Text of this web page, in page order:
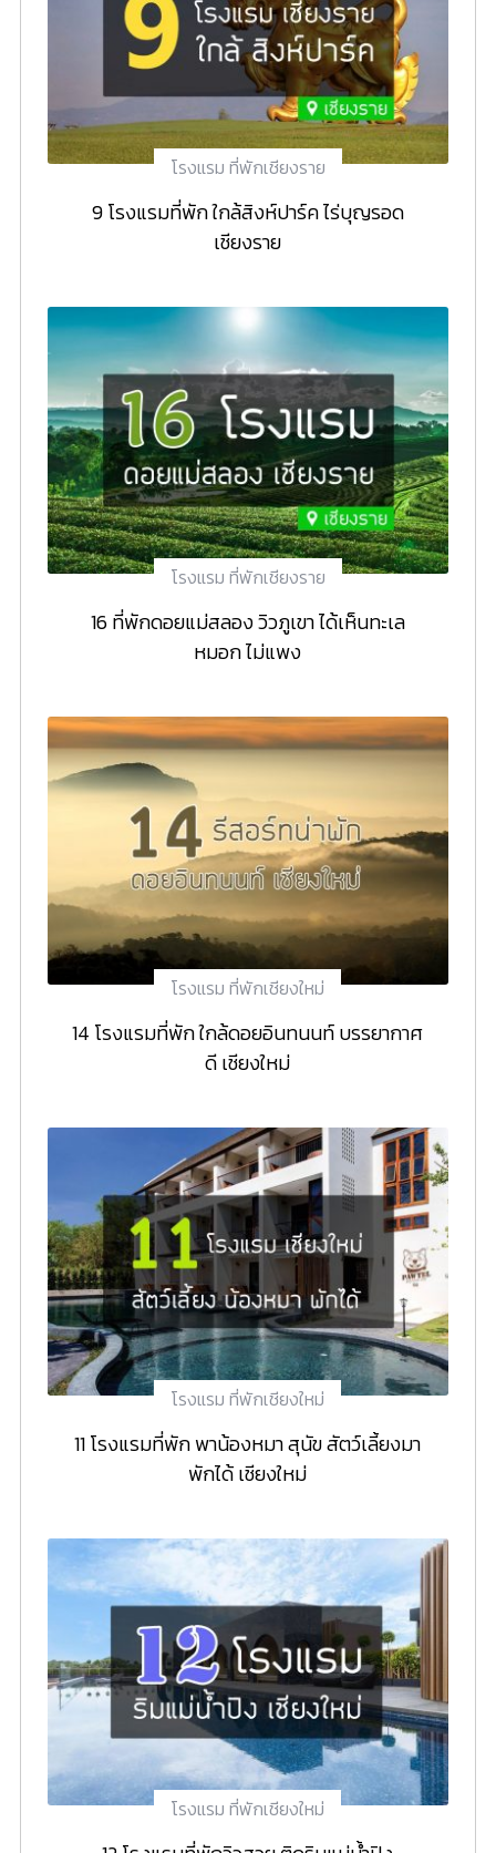
โรงแรม ที่พักเชียงราย
9 โรงแรมที่พัก ใกล้สิงห์ปาร์ค ไร่บุญรอด
เชียงราย
โรงแรม ที่พักเชียงราย
16 ที่พักดอยแม่สลอง วิวภูเขา ได้เห็นทะเล
หมอก ไม่แพง
โรงแรม ที่พักเชียงใหม่
14 โรงแรมที่พัก ใกล้ดอยอินทนนท์ บรรยากาศ
ดี เชียงใหม่
โรงแรม ที่พักเชียงใหม่
11 โรงแรมที่พัก พาน้องหมา สุนัข สัตว์เลี้ยงมา
พักได้ เชียงใหม่
โรงแรม ที่พักเชียงใหม่